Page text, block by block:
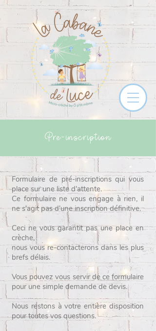
Pré-inscription
Formulaire de pré-inscriptions qui vous
place sur une liste d'attente.
Ce formulaire ne vous engage à rien, il
ne s'agit pas d'une inscription définitive.
Ceci ne vous garantit pas une place en
crèche,
nous vous re-contacterons dans les plus
brefs délais.
Vous pouvez vous servir de ce formulaire
pour une simple demande de devis.
Nous restons à votre entière disposition
pour toutes vos questions.